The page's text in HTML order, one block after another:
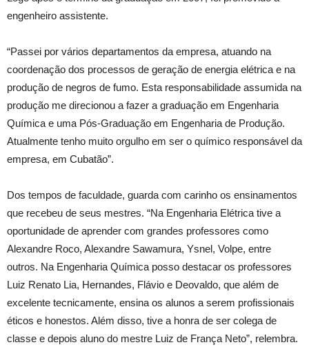
engenheiro assistente.
“Passei por vários departamentos da empresa, atuando na
coordenação dos processos de geração de energia elétrica e na
produção de negros de fumo. Esta responsabilidade assumida na
produção me direcionou a fazer a graduação em Engenharia
Química e uma Pós-Graduação em Engenharia de Produção.
Atualmente tenho muito orgulho em ser o químico responsável da
empresa, em Cubatão”.
Dos tempos de faculdade, guarda com carinho os ensinamentos
que recebeu de seus mestres. “Na Engenharia Elétrica tive a
oportunidade de aprender com grandes professores como
Alexandre Roco, Alexandre Sawamura, Ysnel, Volpe, entre
outros. Na Engenharia Química posso destacar os professores
Luiz Renato Lia, Hernandes, Flávio e Deovaldo, que além de
excelente tecnicamente, ensina os alunos a serem profissionais
éticos e honestos. Além disso, tive a honra de ser colega de
classe e depois aluno do mestre Luiz de França Neto”, relembra.